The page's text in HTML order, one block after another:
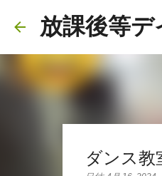
放課後等デ
ダンス教